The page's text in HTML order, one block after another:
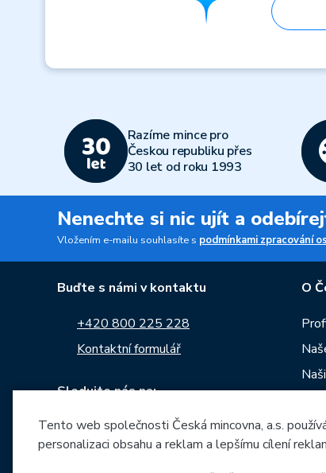
Razíme mince pro
Českou republiku přes
30 let od roku 1993
Nenechte si nic ujít a
Vložením e-mailu souhlasíte s podmínkami zpracování
Buďte s námi v kontaktu
+420 800 225 228
Kontaktní formulář
Sledujte nás na:
O
Ke
Tento web společnosti Česká mincovna, a.s.
personalizaci obsahu a reklam a lepšímu cílení